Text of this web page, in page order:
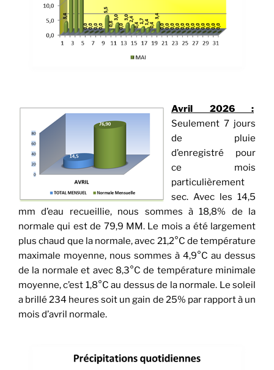
Avril 2026 :
Seulement 7 jours
de pluie
d’enregistré pour
ce mois
particulièrement
sec. Avec les 14,5
mm d’eau recueillie, nous sommes à 18,8% de la
normale qui est de 79,9 MM. Le mois a été largement
plus chaud que la normale, avec 21,2°C de température
maximale moyenne, nous sommes à 4,9°C au dessus
de la normale et avec 8,3°C de température minimale
moyenne, c’est 1,8°C au dessus de la normale. Le soleil
a brillé 234 heures soit un gain de 25% par rapport à un
mois d’avril normale.